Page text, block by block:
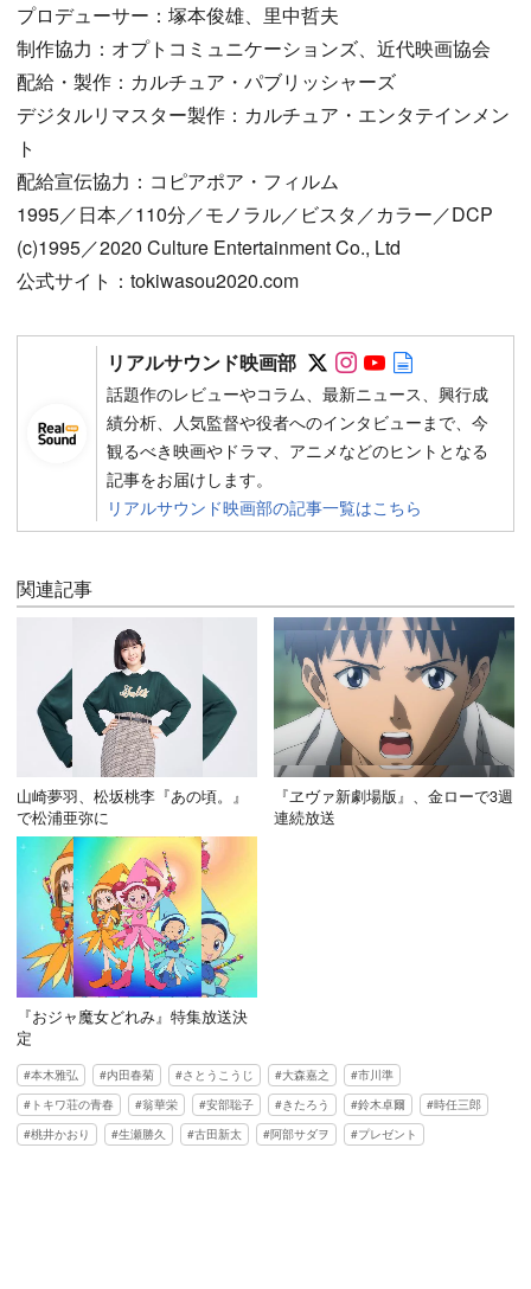
プロデューサー：塚本俊雄、里中哲夫
制作協力：オプトコミュニケーションズ、近代映画協会
配給・製作：カルチュア・パブリッシャーズ
デジタルリマスター製作：カルチュア・エンタテインメン
ト
配給宣伝協力：コピアポア・フィルム
1995／日本／110分／モノラル／ビスタ／カラー／DCP
(c)1995／2020 Culture Entertainment Co., Ltd
公式サイト：tokiwasou2020.com
リアルサウンド映画部 Follow on SNS
Follow on SNS
Follow on
話題作のレビューやコラム、最新ニュース、興行成
績分析、人気監督や役者へのインタビューまで、今
観るべき映画やドラマ、アニメなどのヒントとなる
記事をお届けします。
リアルサウンド映画部の記事一覧はこちら
関連記事
山崎夢羽、松坂桃李『あの頃。』
で松浦亜弥に
『ヱヴァ新劇場版』、金ローで3週
連続放送
『おジャ魔女どれみ』特集放送決
定
本木雅弘 内田春菊 さとうこうじ 大森嘉之
市川準
トキワ荘の青春
翁華栄 安部聡子 きたろう 鈴木卓爾
時任三郎
桃井かおり
生瀬勝久 古田新太 阿部サダヲ プレゼント